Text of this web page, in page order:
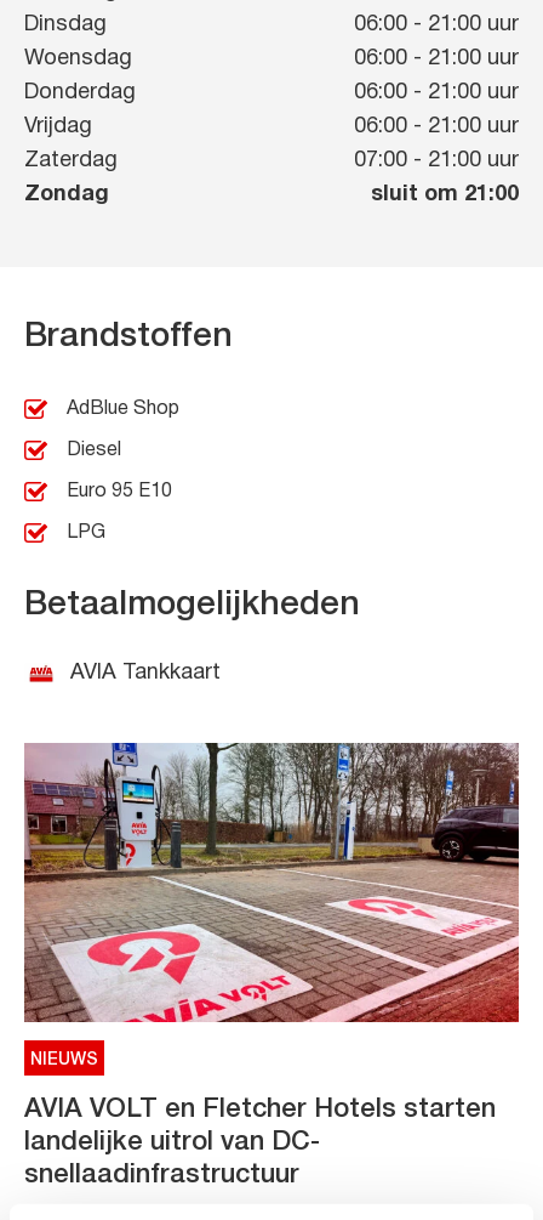
Dinsdag
06:00 - 21:00 uur
Woensdag
06:00 - 21:00 uur
Donderdag
06:00 - 21:00 uur
Vrijdag
06:00 - 21:00 uur
Zaterdag
07:00 - 21:00 uur
Zondag
sluit om 21:00
Brandstoffen
AdBlue Shop
Diesel
Euro 95 E10
LPG
Betaalmogelijkheden
AVIA Tankkaart
NIEUWS
AVIA VOLT en Fletcher Hotels starten
landelijke uitrol van DC-
snellaadinfrastructuur